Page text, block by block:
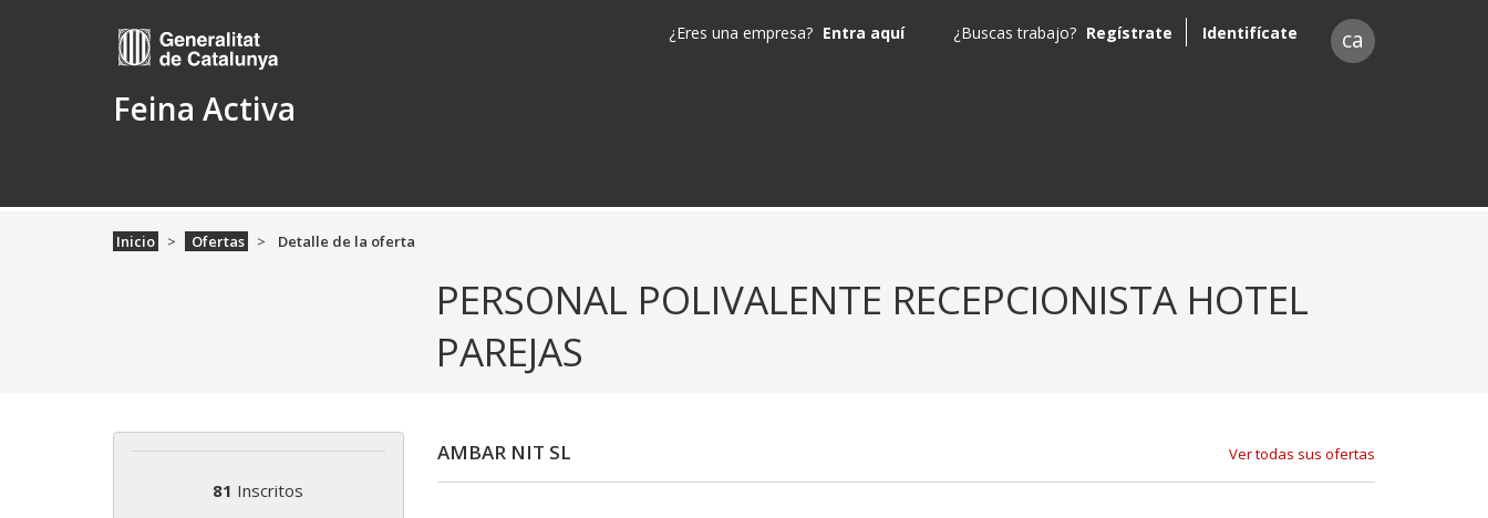
Feina Activa
¿Eres una empresa? Entra aquí ¿Buscas trabajo? Regístrate Identifícate ca
Inicio Ofertas Detalle de la oferta
PERSONAL POLIVALENTE RECEPCIONISTA HOTEL
PAREJAS
81 Inscritos
AMBAR NIT SL Ver todas sus ofertas